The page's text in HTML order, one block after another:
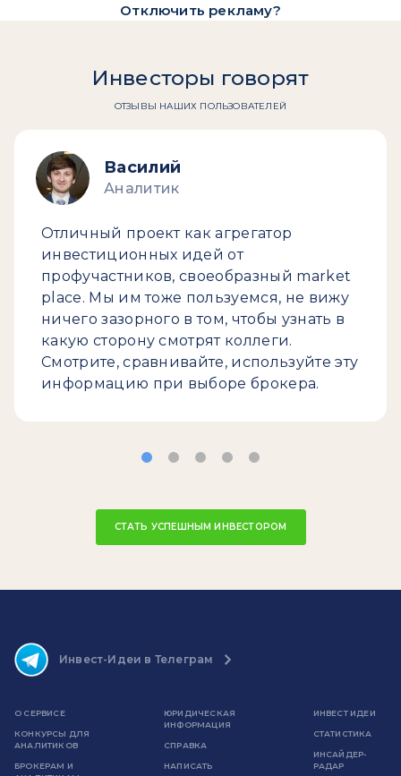
Отключить рекламу?
Инвесторы говорят
ОТЗЫВЫ НАШИХ ПОЛЬЗОВАТЕЛЕЙ
Василий
Аналитик
Отличный проект как агрегатор
инвестиционных идей от
профучастников, своеобразный market
place. Мы им тоже пользуемся, не вижу
ничего зазорного в том, чтобы узнать в
какую сторону смотрят коллеги.
Смотрите, сравнивайте, используйте эту
информацию при выборе брокера.
СТАТЬ УСПЕШНЫМ ИНВЕСТОРОМ
Инвест-Идеи в Телеграм
О СЕРВИСЕ
КОНКУРСЫ ДЛЯ
АНАЛИТИКОВ
БРОКЕРАМ И
ЮРИДИЧЕСКАЯ
ИНФОРМАЦИЯ
СПРАВКА
НАПИСАТЬ
ИНВЕСТ ИДЕИ
СТАТИСТИКА
ИНСАЙДЕР-
РАДАР